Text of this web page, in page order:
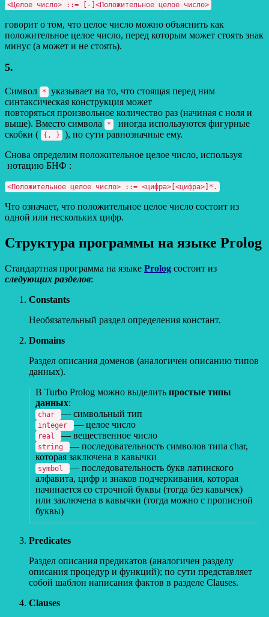
<Целое число> ::= [-]<Положительное целое число>
говорит о том, что целое число можно объяснить как
положительное целое число, перед которым может стоять знак
минус (а может и не стоять).
5.
Символ *
указывает на то, что стоящая перед ним
синтаксическая конструкция может
повторяться произвольное количество раз (начиная с ноля и
выше). Вместо символа
*
иногда используются фигурные
скобки (
{, }
), по сути равнозначные ему.
Снова определим положительное целое число, используя
нотацию БНФ :
<Положительное целое число> ::= <цифра>[<цифра>]*.
Что означает, что положительное целое число состоит из
одной или нескольких цифр.
Структура программы на языке Prolog
Стандартная программа на языке Prolog состоит из
следующих разделов:
Constants
Необязательный раздел определения констант.
Domains
Раздел описания доменов (аналогичен описанию типов
данных).
В Turbo Prolog можно выделить простые типы
данных:
char — символьный тип
integer — целое число
real — вещественное число
string
— последовательность символов типа char,
которая заключена в кавычки
symbol
— последовательность букв латинского
алфавита, цифр и знаков подчеркивания, которая
начинается со строчной буквы (тогда без кавычек)
или заключена в кавычки (тогда можно с прописной
буквы)
Predicates
Раздел описания предикатов (аналогичен разделу
описания процедур и функций); по сути представляет
собой шаблон написания фактов в разделе Clauses.
Clauses